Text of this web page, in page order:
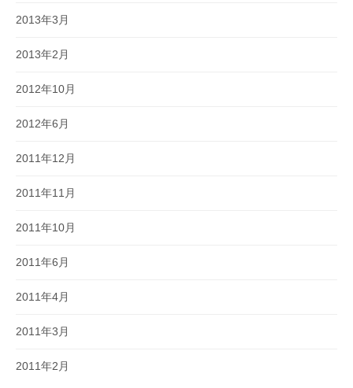
2013年3月
2013年2月
2012年10月
2012年6月
2011年12月
2011年11月
2011年10月
2011年6月
2011年4月
2011年3月
2011年2月